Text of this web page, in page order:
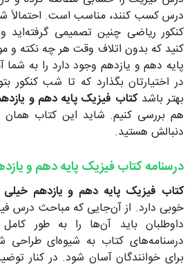
درس کسب کنند، مناسب است. احتمالاً
کنکور ریاضی چنین تصمیمی گرفته‌اید و
کنید که بدون اتلاف وقت هر چه نکته و
پایه دهم و یازدهم وجود دارد را به
در اختیارتان بگذارد که تا شب کنکور
بهتر باشدکتاب فیزیک پایه دهم و
هم بررسی کنیم. شاید این کتاب همان
دنبالش هستید.
درسنامه کتاب فیزیک پایه دهم و
کتاب فیزیک پایه دهم و یازدهم خیلی
خوبی دارد. از آن‌جایی که مباحث درس
داوطلبان باید آن‌ها را به طور
درسنامه‌های کتاب به شیوه‌ای
برای خوانندگان آسان شود. در کنار